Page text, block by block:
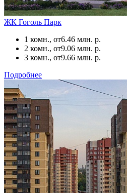
ЖК Гоголь Парк
1 комн., от6.46 млн. р.
2 комн., от9.06 млн. р.
3 комн., от9.66 млн. р.
Подробнее